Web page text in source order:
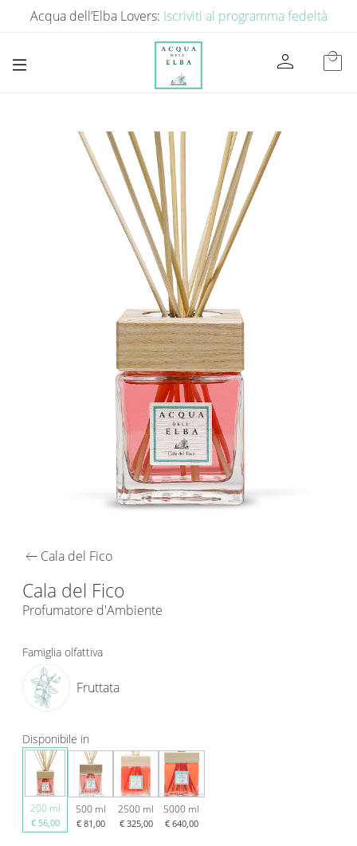
Acqua dell’Elba Lovers: Iscriviti al programma fedeltà
person local_mall
arrow_left_alt Cala del Fico
Cala del Fico
Profumatore d'Ambiente
Disponibile in
200 ml
€ 56,00
500 ml
€ 81,00
2500 ml
€ 325,00
5000 ml
€ 640,00
Famiglia olfattiva
Fruttata